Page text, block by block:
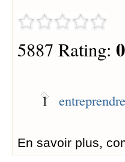
5887 Rating:
1 entreprendre
En savoir plus,